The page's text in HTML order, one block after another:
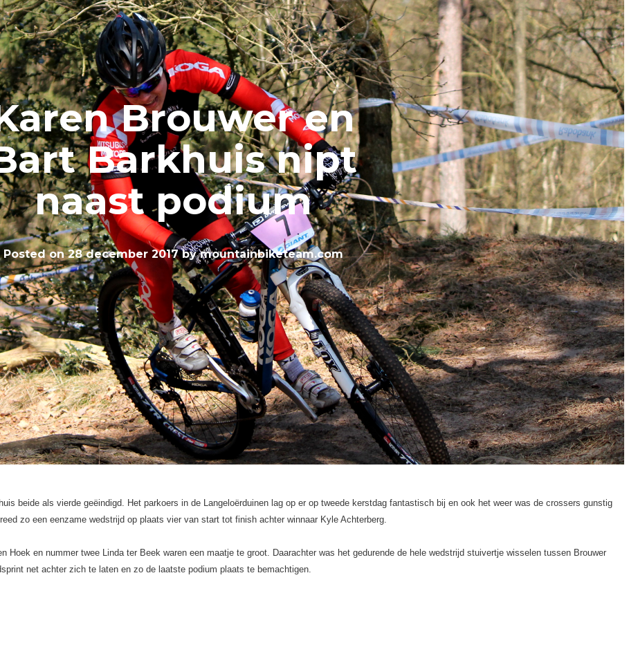
Brouwer en
Barkhuis nipt
naast podium
Posted on28 december 2017bymountainbiketeam.com
beide als vierde geëindigd. Het parkoers in de Langeloërduinen lag op er op tweede kerstdag fantastisch bij en ook het weer was de crossers gunstig
zo een eenzame wedstrijd op plaats vier van start tot finish achter winnaar Kyle Achterberg.
Hoek en nummer twee Linda ter Beek waren een maatje te groot. Daarachter was het gedurende de hele wedstrijd stuivertje wisselen tussen Brouwer
net achter zich te laten en zo de laatste podium plaats te bemachtigen.